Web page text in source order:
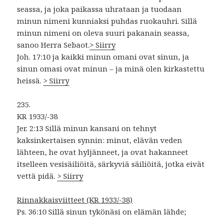
seassa, ja joka paikassa uhrataan ja tuodaan
minun nimeni kunniaksi puhdas ruokauhri. Sillä
minun nimeni on oleva suuri pakanain seassa,
sanoo Herra Sebaot.> Siirry
Joh. 17:10 ja kaikki minun omani ovat sinun, ja
sinun omasi ovat minun – ja minä olen kirkastettu
heissä. > Siirry
235.
KR 1933/-38
Jer. 2:13 Sillä minun kansani on tehnyt
kaksinkertaisen synnin: minut, elävän veden
lähteen, he ovat hyljänneet, ja ovat hakanneet
itselleen vesisäiliöitä, särkyviä säiliöitä, jotka eivät
vettä pidä. > Siirry
Rinnakkaisviitteet (KR 1933/-38)
Ps. 36:10 Sillä sinun tykönäsi on elämän lähde;